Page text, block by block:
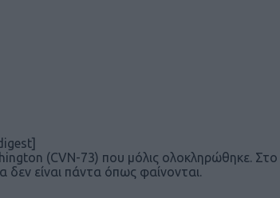
(CVN-73) που μόλις ολοκληρώθηκε. Στο
είναι πάντα όπως φαίνονται.